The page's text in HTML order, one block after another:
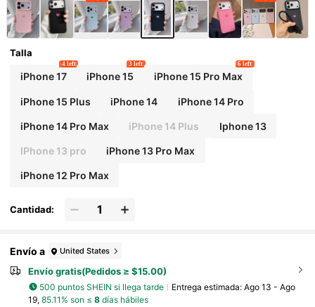
res y mujeres
Talla
iPhone 17
4 left
iPhone 15
3 left
iPhone 15 Pro Max
6 left
iPhone 15 Plus iPhone 14 iPhone 14 Pro
iPhone 14 Pro Max iPhone 14 Plus Iphone 13
IPhone 13 pro iPhone 13 Pro Max
iPhone 12 Pro Max
Cantidad:
Envío a United States
Envío gratis(Pedidos ≥ $15.00)
500 puntos SHEIN si llega tarde Entrega estimada: Ago 13 - Ago
19, 85.11% son ≤ 8días hábiles